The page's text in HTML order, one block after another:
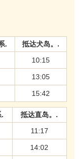
.
抵达犬岛。.
10:15
13:05
15:42
抵达直岛。.
11:17
14:02